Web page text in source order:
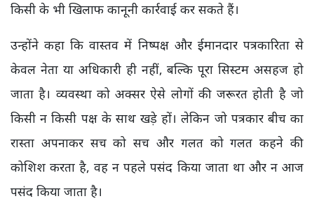
किसी के भी खिलाफ कानूनी कार्रवाई कर सकते हैं।
उन्होंने कहा कि वास्तव में निष्पक्ष और ईमानदार पत्रकारिता से
केवल नेता या अधिकारी ही नहीं, बल्कि पूरा सिस्टम असहज हो
जाता है। व्यवस्था को अक्सर ऐसे लोगों की जरूरत होती है जो
किसी न किसी पक्ष के साथ खड़े हों। लेकिन जो पत्रकार बीच का
रास्ता अपनाकर सच को सच और गलत को गलत कहने की
कोशिश करता है, वह न पहले पसंद किया जाता था और न आज
पसंद किया जाता है।